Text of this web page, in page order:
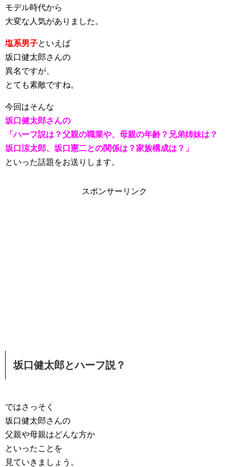
モデル時代から
大変な人気がありました。
塩系男子といえば
坂口健太郎さんの
異名ですが、
とても素敵ですね。
今回はそんな
坂口健太郎さんの
「ハーフ説は？父親の職業や、母親の年齢？兄弟姉妹は？
坂口涼太郎、坂口憲二との関係は？家族構成は？」
といった話題をお送りします。
スポンサーリンク
坂口健太郎とハーフ説？
ではさっそく
坂口健太郎さんの
父親や母親はどんな方か
といったことを
見ていきましょう。